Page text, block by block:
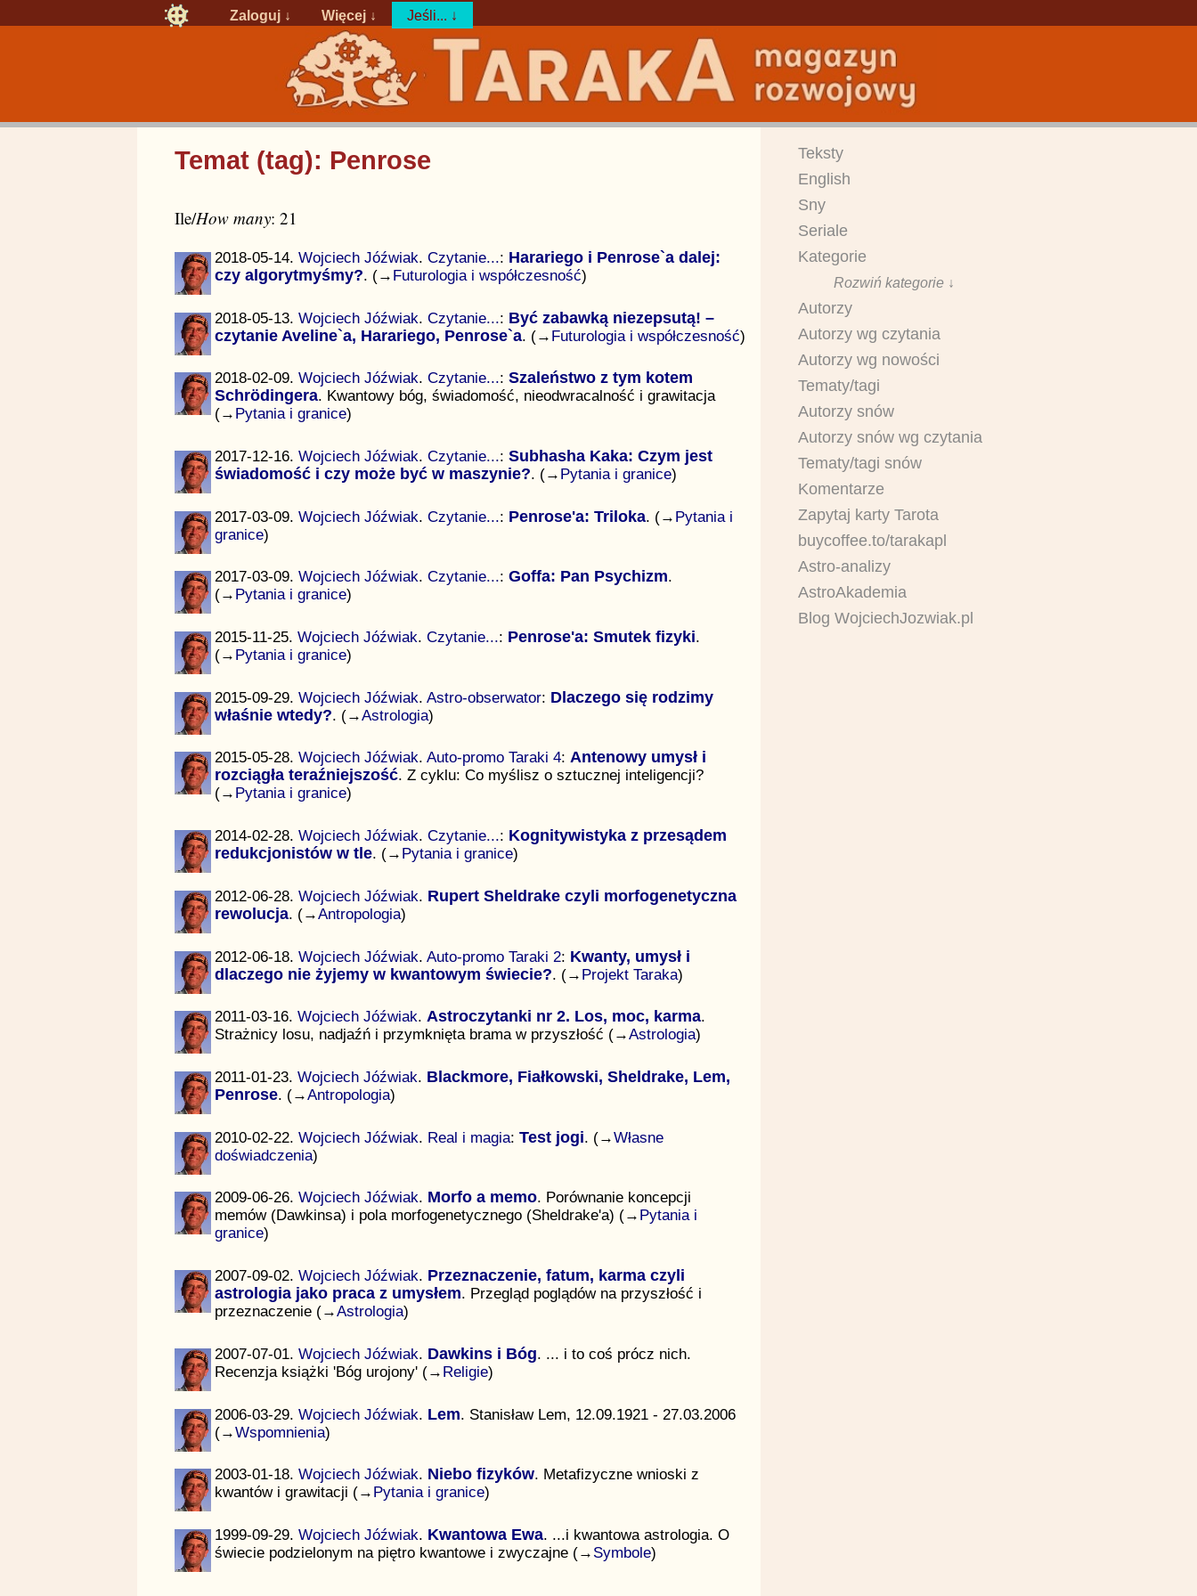
Zaloguj ↓ Więcej ↓ Jeśli... ↓
Temat (tag): Penrose
Ile/How many: 21
2018-05-14.Wojciech Jóźwiak.Czytanie...: Harariego i Penrose`a dalej:
czy algorytmyśmy?. (→ Futurologia i współczesność)
2018-05-13.Wojciech Jóźwiak.Czytanie...: Być zabawką niezepsutą! –
czytanie Aveline`a, Harariego, Penrose`a. (→ Futurologia i współczesność)
2018-02-09.Wojciech Jóźwiak.Czytanie...:Szaleństwo z tym kotem
Schrödingera. Kwantowy bóg, świadomość, nieodwracalność i grawitacja
(→ Pytania i granice)
2017-12-16.Wojciech Jóźwiak.Czytanie...:Subhasha Kaka: Czym jest
świadomość i czy może być w maszynie?. (→ Pytania i granice)
2017-03-09.Wojciech Jóźwiak.Czytanie...: Penrose'a: Triloka. (→ Pytania i
granice)
2017-03-09.Wojciech Jóźwiak.Czytanie...:Goffa: Pan Psychizm.
(→ Pytania i granice)
2015-11-25.Wojciech Jóźwiak.Czytanie...: Penrose'a: Smutek fizyki.
(→ Pytania i granice)
2015-09-29.Wojciech Jóźwiak.Astro-obserwator: Dlaczego się rodzimy
właśnie wtedy?. (→Astrologia)
2015-05-28.Wojciech Jóźwiak.Auto-promo Taraki 4:Antenowy umysł i
rozciągła teraźniejszość. Z cyklu: Co myślisz o sztucznej inteligencji?
(→ Pytania i granice)
2014-02-28.Wojciech Jóźwiak.Czytanie...: Kognitywistyka z przesądem
redukcjonistów w tle. (→ Pytania i granice)
2012-06-28.Wojciech Jóźwiak. Rupert Sheldrake czyli morfogenetyczna
rewolucja. (→Antropologia)
2012-06-18.Wojciech Jóźwiak.Auto-promo Taraki 2: Kwanty, umysł i
dlaczego nie żyjemy w kwantowym świecie?. (→ Projekt Taraka)
2011-03-16.Wojciech Jóźwiak.Astroczytanki nr 2. Los, moc, karma.
Strażnicy losu, nadjaźń i przymknięta brama w przyszłość (→Astrologia)
2011-01-23.Wojciech Jóźwiak. Blackmore, Fiałkowski, Sheldrake, Lem,
Penrose. (→Antropologia)
2010-02-22.Wojciech Jóźwiak. Real i magia:Test jogi. (→Własne
doświadczenia)
2009-06-26.Wojciech Jóźwiak. Morfo a memo. Porównanie koncepcji
memów (Dawkinsa) i pola morfogenetycznego (Sheldrake'a) (→ Pytania i
granice)
2007-09-02.Wojciech Jóźwiak. Przeznaczenie, fatum, karma czyli
astrologia jako praca z umysłem. Przegląd poglądów na przyszłość i
przeznaczenie (→Astrologia)
2007-07-01.Wojciech Jóźwiak. Dawkins i Bóg. ... i to coś prócz nich.
Recenzja książki 'Bóg urojony' (→ Religie)
2006-03-29.Wojciech Jóźwiak. Lem. Stanisław Lem, 12.09.1921 - 27.03.2006
(→Wspomnienia)
2003-01-18.Wojciech Jóźwiak. Niebo fizyków. Metafizyczne wnioski z
kwantów i grawitacji (→ Pytania i granice)
1999-09-29.Wojciech Jóźwiak. Kwantowa Ewa. ...i kwantowa astrologia. O
świecie podzielonym na piętro kwantowe i zwyczajne (→ Symbole)
Teksty
English
Sny
Seriale
Kategorie
Rozwiń kategorie ↓
Autorzy
Autorzy wg czytania
Autorzy wg nowości
Tematy/tagi
Autorzy snów
Autorzy snów wg czytania
Tematy/tagi snów
Komentarze
Zapytaj karty Tarota
buycoffee.to/tarakapl
Astro-analizy
AstroAkademia
Blog WojciechJozwiak.pl